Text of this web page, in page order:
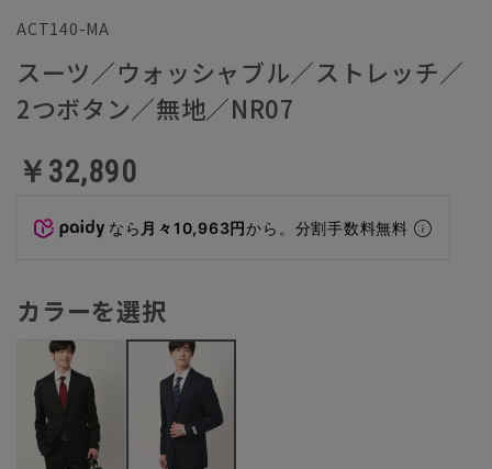
ACT140-MA
スーツ／ウォッシャブル／ストレッチ／
2つボタン／無地／NR07
￥32,890
なら 月々10,963円から。分割手数料無料
カラーを選択